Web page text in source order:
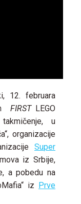
12. februara
FIRST LEGO
u
organizacije
Super
iz Srbije,
a pobedu na
iz Prve